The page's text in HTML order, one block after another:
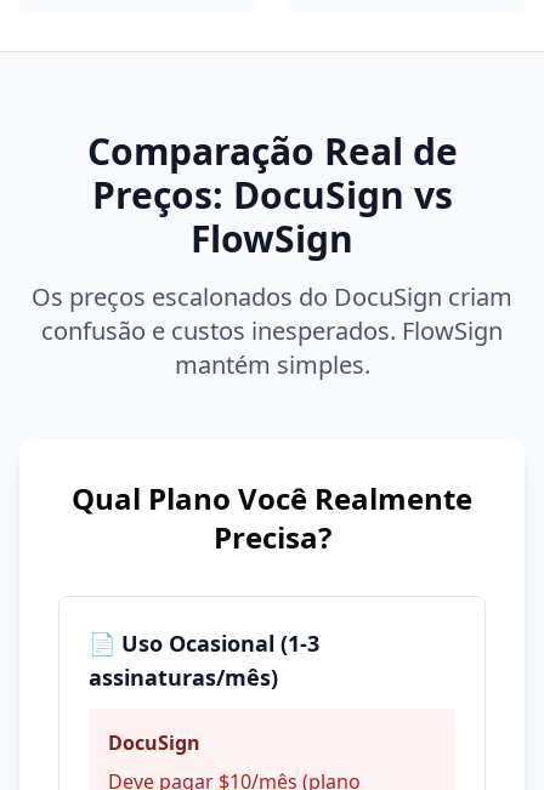
Comparação Real de
Preços: DocuSign vs
FlowSign
Os preços escalonados do DocuSign criam
confusão e custos inesperados. FlowSign
mantém simples.
Qual Plano Você Realmente
Precisa?
📄 Uso Ocasional (1-3
assinaturas/mês)
DocuSign
Deve pagar $10/mês (plano